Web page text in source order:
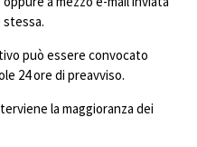
stessa.
può essere convocato
24 ore di preavviso.
la maggioranza dei